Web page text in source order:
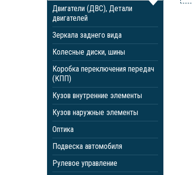
Двигатели (ДВС), Детали
двигателей
Зеркала заднего вида
Колесные диски, шины
Коробка переключения передач
(КПП)
Кузов внутренние элементы
Кузов наружные элементы
Оптика
Подвеска автомобиля
Рулевое управление